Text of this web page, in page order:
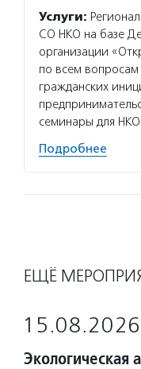
Услуги:
СО НКО на базе
организации
по всем
гражданских
семинары для
Подробнее
ЕЩЁ
15.08.2026
Экологическая